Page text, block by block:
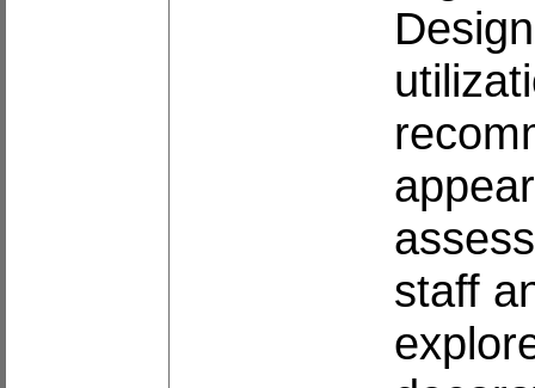
staff